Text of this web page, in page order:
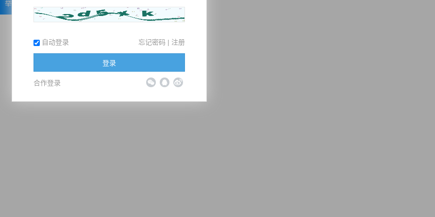
举报
自动登录 忘记密码 | 注册
登录
合作登录